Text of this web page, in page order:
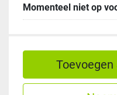
Momenteel niet op